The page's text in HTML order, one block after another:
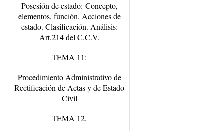
Posesión de estado: Concepto,
elementos, función. Acciones de
estado. Clasificación. Análisis:
Art.214 del C.C.V.
TEMA 11:
Procedimiento Administrativo de
Rectificación de Actas y de Estado
Civil
TEMA 12.